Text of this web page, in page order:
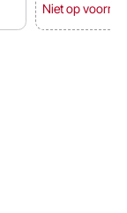
Niet op